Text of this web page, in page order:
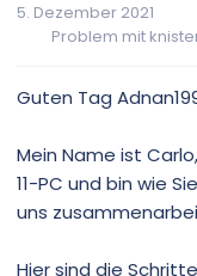
5. Dezember 2021
Problem mit
Guten Tag
Mein Name ist
11-PC und bin wie
uns
Hier sind die